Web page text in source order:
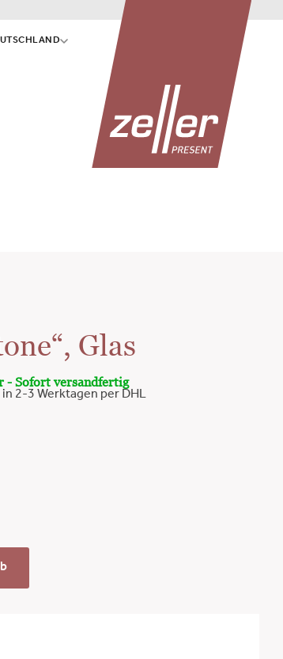
Glas
- Sofort versandfertig
2-3 Werktagen per DHL